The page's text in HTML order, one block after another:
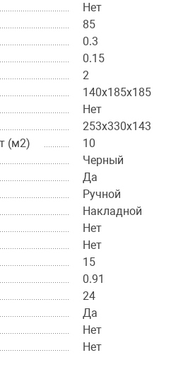
Нет
85
0.3
0.15
2
140х185х185
Нет
253х330х143
(м2)
10
Черный
Да
Ручной
Накладной
Нет
Нет
15
0.91
24
Да
Нет
Нет